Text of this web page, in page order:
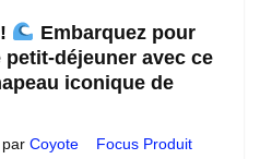
Embarquez pour
déjeuner avec ce
iconique de
par Coyote Focus Produit